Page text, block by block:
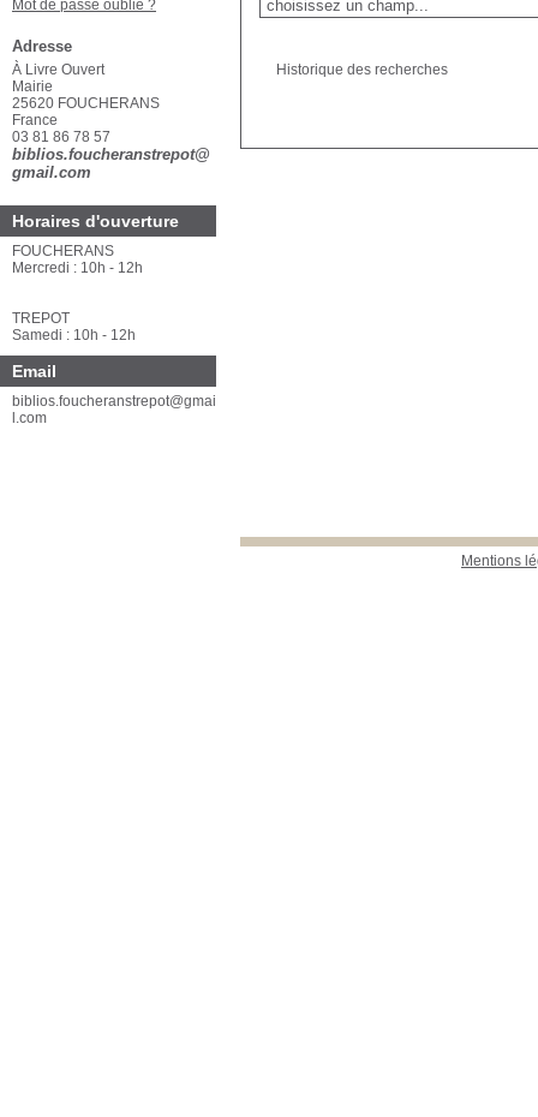
Historique des recherches
Mentions
Mot de passe oublié ?
Adresse
À Livre Ouvert
Mairie
25620 FOUCHERANS
France
03 81 86 78 57
biblios.foucheranstrepot@
gmail.com
Horaires d'ouverture
FOUCHERANS
Mercredi : 10h - 12h
TREPOT
Samedi : 10h - 12h
Email
biblios.foucheranstrepot@gmai
l.com